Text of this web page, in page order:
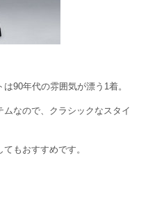
90年代の雰囲気が漂う1着。
なので、クラシックなスタイ
もおすすめです。